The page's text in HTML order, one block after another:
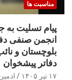
مناسبت ها
پیام تسلیت به
انجمن صنفی
بلوچستان و
دفاتر پیشخوان
۱۷ تیر ۱۴۰۵